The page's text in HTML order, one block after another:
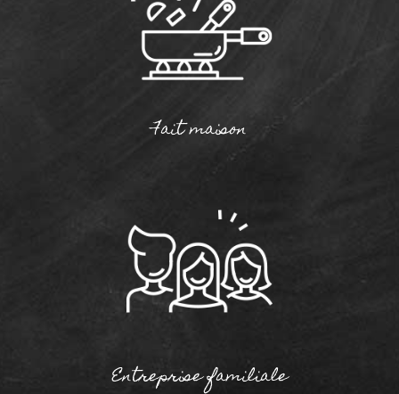
Fait maison
Entreprise familiale